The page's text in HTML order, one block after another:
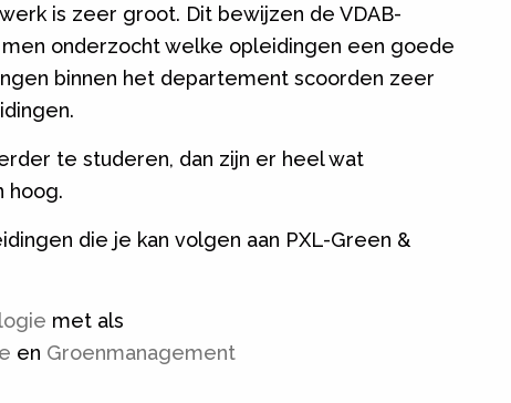
is zeer groot. Dit bewijzen de VDAB-
onderzocht welke opleidingen een goede
binnen het departement scoorden zeer
te studeren, dan zijn er heel wat
hoog.
die je kan volgen aan PXL-Green &
met als
en Groenmanagement